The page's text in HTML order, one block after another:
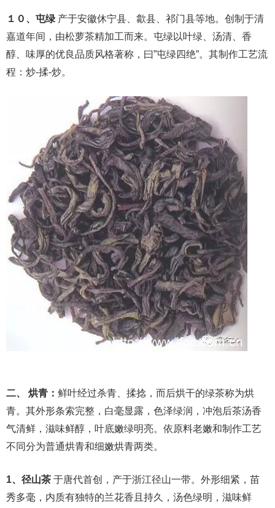
１０、屯绿 产于安徽休宁县、歙县、祁门县等地。创制于清
嘉道年间，由松萝茶精加工而来。屯绿以叶绿、汤清、香
醇、味厚的优良品质风格著称，曰”屯绿四绝”。其制作工艺流
程：炒-揉-炒。
二、 烘青： 鲜叶经过杀青、揉捻，而后烘干的绿茶称为烘
青。其外形条索完整，白毫显露，色泽绿润，冲泡后茶汤香
气清鲜，滋味鲜醇，叶底嫩绿明亮。依原料老嫩和制作工艺
不同分为普通烘青和细嫩烘青两类。
1、径山茶 于唐代首创，产于浙江径山一带。外形细紧，苗
秀多毫，内质有独特的兰花香且持久，汤色绿明，滋味鲜